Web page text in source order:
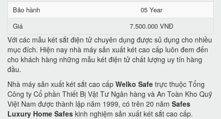
Bảo hành
05 Year
Giá
7.500.000 VNĐ
Với các mẫu két sắt điện tử chuyên dụng được sủ dụng cho nhiều
mục đích. Hiện nay nhà máy sản xuất két cao cấp luôn đem đến
cho khách hàng những mẫu két điện tử chất lượng uy tín hàng
đầu.
Nhà máy sản xuất két sắt cao cấp Welko Safe trực thuộc Tổng
Công ty Cổ phần Thiết Bị Vật Tư Ngân hàng và An Toàn Kho Quỹ
Việt Nam được thành lập năm 1999, có trên 20 năm Safes
Luxury Home Safes kinh nghiệm sản xuất két sắt cao cấp.